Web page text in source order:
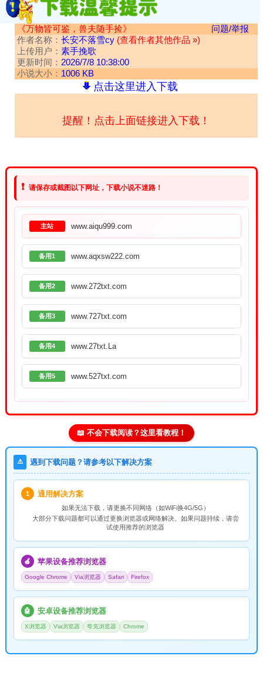
《万物皆可鉴，兽夫随手捡》
问题/举报
作者名称： 长安不落雪cy (查看作者其他作品 »)
上传用户： 素手挽歌
更新时间： 2026/7/8 10:38:00
小说大小： 1006 KB
点击这里进入下载
提醒！点击上面链接进入下载！
❗ 请保存或截图以下网址，下载小说不迷路！
主站 www.aiqu999.com
备用1 www.aqxsw222.com
备用2 www.272txt.com
备用3 www.727txt.com
备用4 www.27txt.La
备用5 www.527txt.com
📖 不会下载阅读？这里看教程！
⚠️ 遇到下载问题？请参考以下解决方案
1 通用解决方案
如果无法下载，请更换不同网络（如WiFi换4G/5G）
大部分下载问题都可以通过更换浏览器或网络解决。如果问题持续，请尝
试使用推荐的浏览器
🍎 苹果设备推荐浏览器
Google Chrome Via浏览器 Safari Firefox
🤖 安卓设备推荐浏览器
X浏览器 Via浏览器 夸克浏览器 Chrome